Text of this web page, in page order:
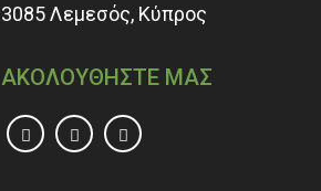
3085 Λεμεσός, Κύπρος
ΑΚΟΛΟΥΘΗΣΤΕ ΜΑΣ